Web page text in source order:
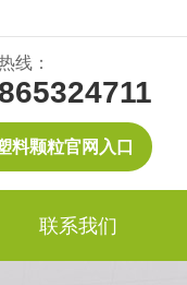
料颗粒官网入口
线：
联系我们